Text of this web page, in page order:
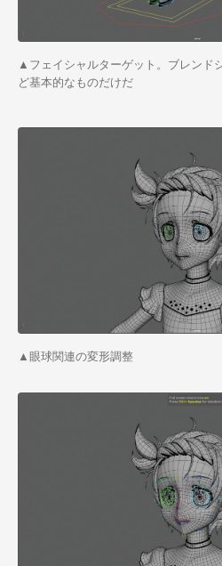
▲フェイシャルターゲット。ブレンド
ど基本的なものだけだ
▲眼球関連の変形調整